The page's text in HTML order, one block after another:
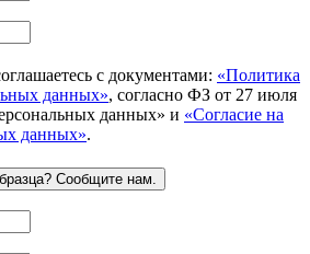
с документами: «Политика
данных», согласно ФЗ от 27 июля
данных» и «Согласие на
данных».
Сообщите нам.